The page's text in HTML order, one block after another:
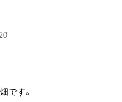
です。